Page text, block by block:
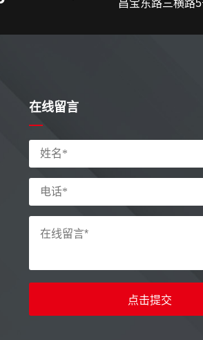
昌宝东路三横路
在线留言